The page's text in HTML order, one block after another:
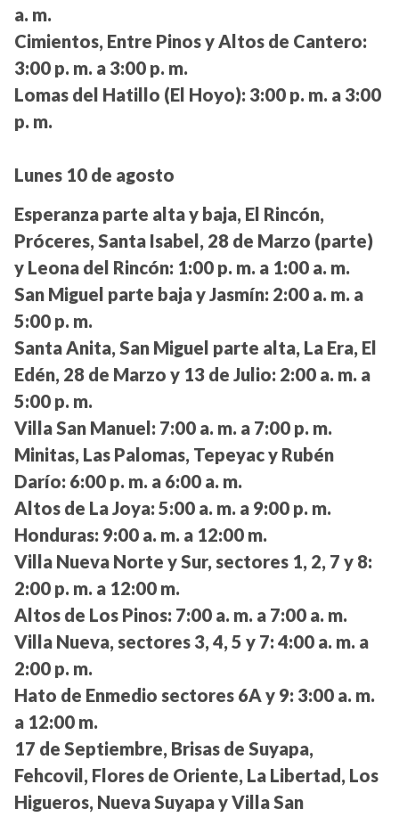
a. m.
Cimientos, Entre Pinos y Altos de Cantero:
3:00 p. m. a 3:00 p. m.
Lomas del Hatillo (El Hoyo): 3:00 p. m. a 3:00
p. m.
Lunes 10 de agosto
Esperanza parte alta y baja, El Rincón,
Próceres, Santa Isabel, 28 de Marzo (parte)
y Leona del Rincón: 1:00 p. m. a 1:00 a. m.
San Miguel parte baja y Jasmín: 2:00 a. m. a
5:00 p. m.
Santa Anita, San Miguel parte alta, La Era, El
Edén, 28 de Marzo y 13 de Julio: 2:00 a. m. a
5:00 p. m.
Villa San Manuel: 7:00 a. m. a 7:00 p. m.
Minitas, Las Palomas, Tepeyac y Rubén
Darío: 6:00 p. m. a 6:00 a. m.
Altos de La Joya: 5:00 a. m. a 9:00 p. m.
Honduras: 9:00 a. m. a 12:00 m.
Villa Nueva Norte y Sur, sectores 1, 2, 7 y 8:
2:00 p. m. a 12:00 m.
Altos de Los Pinos: 7:00 a. m. a 7:00 a. m.
Villa Nueva, sectores 3, 4, 5 y 7: 4:00 a. m. a
2:00 p. m.
Hato de Enmedio sectores 6A y 9: 3:00 a. m.
a 12:00 m.
17 de Septiembre, Brisas de Suyapa,
Fehcovil, Flores de Oriente, La Libertad, Los
Higueros, Nueva Suyapa y Villa San